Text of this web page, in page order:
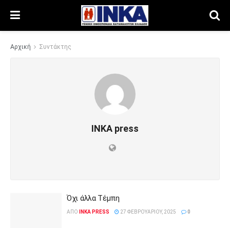
Αρχική Συντάκτης
INKA press
Όχι άλλα Τέμπη
ΑΠΌ INKA PRESS 27 ΦΕΒΡΟΥΑΡΊΟΥ, 2025 0